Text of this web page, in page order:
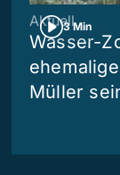
3 Min
Aktuell
Wasser-
Müller